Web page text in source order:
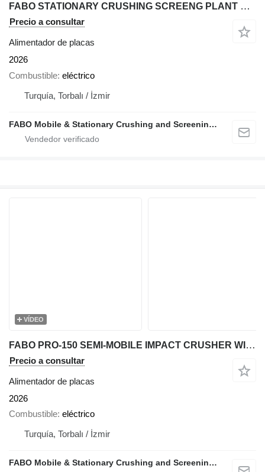
FABO STATIONARY CRUSHING SCREENG PLANT WITH APRON & WOBBLER FEEDER
Precio a consultar
Alimentador de placas
2026
Combustible eléctrico
Turquía, Torbalı / İzmir
FABO Mobile & Stationary Crushing and Screening Plants | Concrete Batching Plants Manufacturer
VÍDEO
FABO PRO-150 SEMI-MOBILE IMPACT CRUSHER WITH WOBBLER SYSTEM
Precio a consultar
Alimentador de placas
2026
Combustible eléctrico
Turquía, Torbalı / İzmir
FABO Mobile & Stationary Crushing and Screening Plants | Concrete Batching Plants Manufacturer